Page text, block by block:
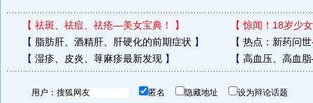
【 祛斑、祛痘、祛疮—美女宝典！ 】 【惊闻！18岁少
【 脂肪肝、酒精肝、肝硬化的前期症状 】 【 热点：新药问
【 湿疹、皮炎、荨麻疹最新发现】 【 高血压、高血
用户： 匿名 隐藏地址 设为辩论话题